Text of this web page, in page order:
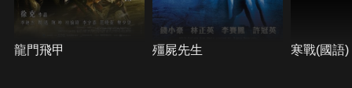
龍門飛甲 殭屍先生 寒戰(國語)